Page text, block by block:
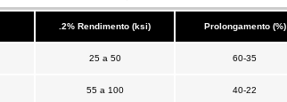
.2% Rendimento (ksi) Prolongamento (%)
25 a 50 60-35
55 a 100 40-22